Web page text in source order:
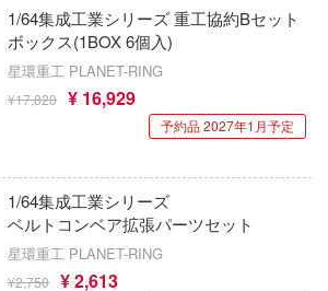
1/64集成工業シリーズ 重工協約Bセット
ボックス(1BOX 6個入)
星環重工 PLANET-RING
¥17,820 ¥ 16,929
予約品 2027年1月予定
1/64集成工業シリーズ
ベルトコンベア拡張パーツセット
星環重工 PLANET-RING
¥2,750 ¥ 2,613
スケール
価格帯
欠品商品を表示
ィティV)